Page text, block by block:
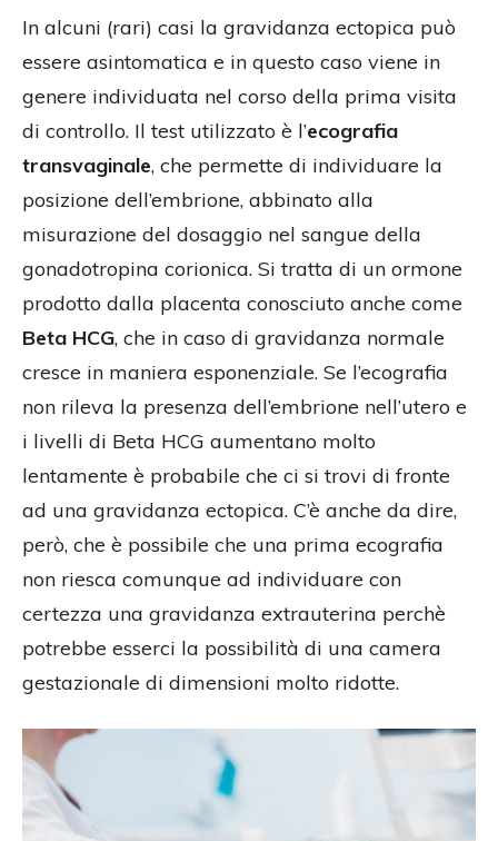
In alcuni (rari) casi la gravidanza ectopica può
essere asintomatica e in questo caso viene in
genere individuata nel corso della prima visita
di controllo. Il test utilizzato è l’ecografia
transvaginale, che permette di individuare la
posizione dell’embrione, abbinato alla
misurazione del dosaggio nel sangue della
gonadotropina corionica. Si tratta di un ormone
prodotto dalla placenta conosciuto anche come
Beta HCG, che in caso di gravidanza normale
cresce in maniera esponenziale. Se l’ecografia
non rileva la presenza dell’embrione nell’utero e
i livelli di Beta HCG aumentano molto
lentamente è probabile che ci si trovi di fronte
ad una gravidanza ectopica. C’è anche da dire,
però, che è possibile che una prima ecografia
non riesca comunque ad individuare con
certezza una gravidanza extrauterina perchè
potrebbe esserci la possibilità di una camera
gestazionale di dimensioni molto ridotte.